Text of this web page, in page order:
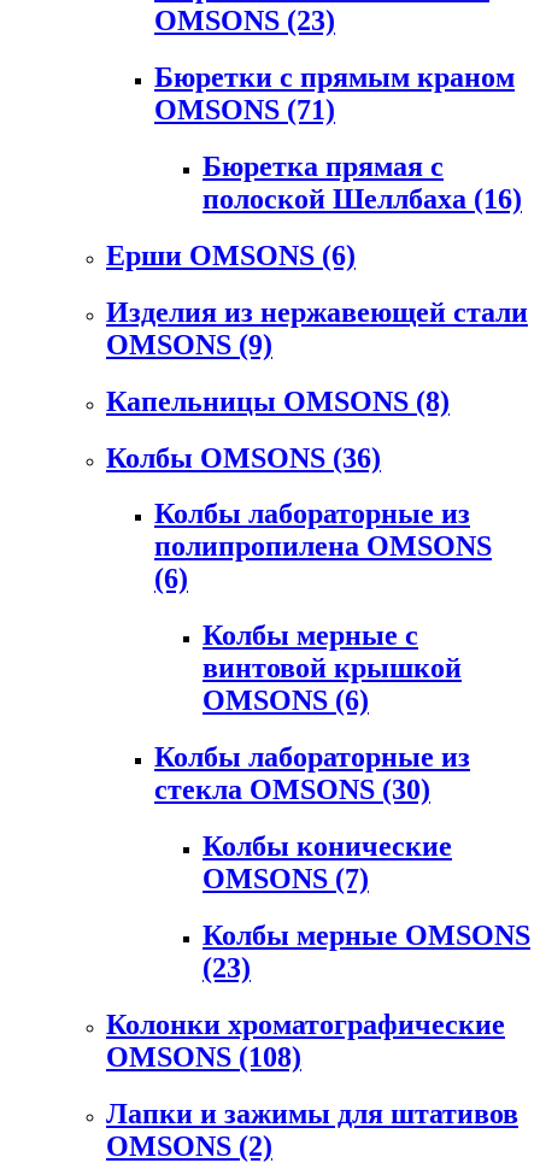
OMSONS (23)
Бюретки с прямым краном
OMSONS (71)
Бюретка прямая с
полоской Шеллбаха (16)
Ерши OMSONS (6)
Изделия из нержавеющей стали
OMSONS (9)
Капельницы OMSONS (8)
Колбы OMSONS (36)
Колбы лабораторные из
полипропилена OMSONS
(6)
Колбы мерные с
винтовой крышкой
OMSONS (6)
Колбы лабораторные из
стекла OMSONS (30)
Колбы конические
OMSONS (7)
Колбы мерные OMSONS
(23)
Колонки хроматографические
OMSONS (108)
Лапки и зажимы для штативов
OMSONS (2)